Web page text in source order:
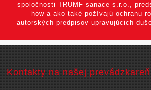
spoločnosti TRUMF sanace s.r.o.,
how a ako také požívajú ochranu
autorských predpisov upravujúcich
Kontakty na našej prevádzkareň